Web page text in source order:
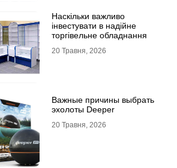
Наскільки важливо
інвестувати в надійне
торгівельне обладнання
20 Травня, 2026
Важные причины выбрать
эхолоты Deeper
20 Травня, 2026